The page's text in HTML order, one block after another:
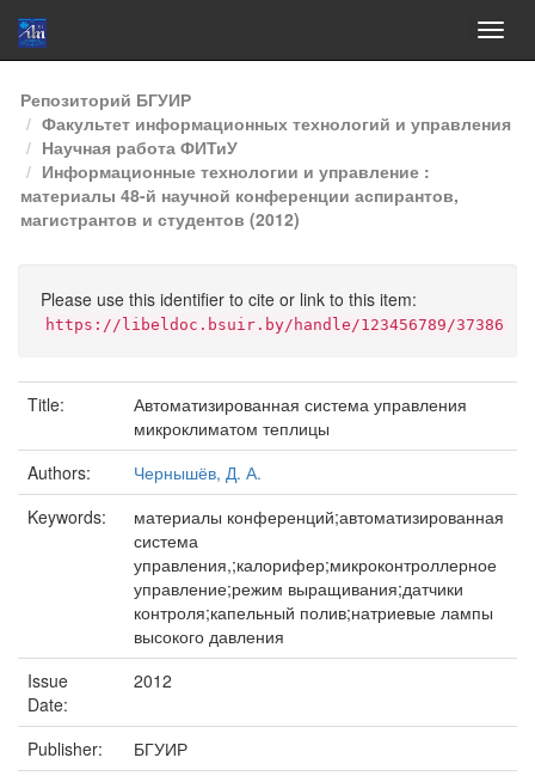
Skip
navigation
Репозиторий БГУИР
Факультет информационных технологий и управления
Научная работа ФИТиУ
Информационные технологии и управление :
материалы 48-й научной конференции аспирантов,
магистрантов и студентов (2012)
Please use this identifier to cite or link to this item:
https://libeldoc.bsuir.by/handle/123456789/37386
Title:
Автоматизированная система управления
микроклиматом теплицы
Authors:
Чернышёв, Д. А.
Keywords:
материалы конференций;автоматизированная
система
управления,;калорифер;микроконтроллерное
управление;режим выращивания;датчики
контроля;капельный полив;натриевые лампы
высокого давления
Issue
Date:
2012
Publisher:
БГУИР